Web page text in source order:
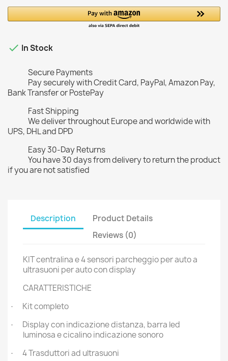
 In Stock
Secure Payments
Pay securely with Credit Card, PayPal, Amazon Pay,
Bank Transfer or PostePay
Fast Shipping
We deliver throughout Europe and worldwide with
UPS, DHL and DPD
Easy 30-Day Returns
You have 30 days from delivery to return the product
if you are not satisfied
Description
Product Details
Reviews (0)
KIT centralina e 4 sensori parcheggio per auto a
ultrasuoni per auto con display
CARATTERISTICHE
· Kit completo
·
Display con indicazione distanza, barra led
luminosa e cicalino indicazione sonoro
· 4 Trasduttori ad ultrasuoni